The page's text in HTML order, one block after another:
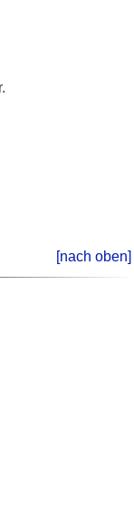
[nach oben]